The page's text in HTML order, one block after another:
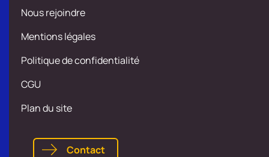
Contact
Nous rejoindre
Mentions légales
Politique de confidentialité
CGU
Plan du site